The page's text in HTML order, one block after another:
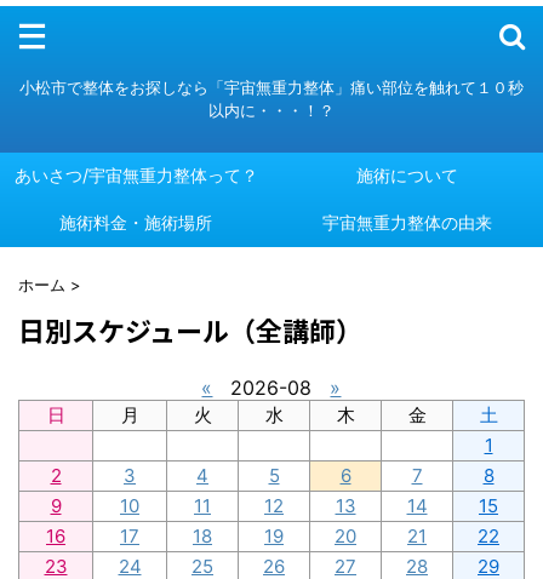
メニュー
あいさつ/宇宙無重力整体って？
施術料金・施術場所
宇宙無重力整体の由来
小松市で整体をお探しなら「宇宙無重力整体」痛い部位を触れて１０秒
以内に・・・！？
あいさつ/宇宙無重力整体って？ 施術について
施術料金・施術場所 宇宙無重力整体の由来
ホーム >
日別スケジュール（全講師）
« 2026-08 »
日 月 火 水 木 金
土
1
2
3 4 5 6 7
8
9
10 11 12 13 14
15
16
17 18 19 20 21
22
23
24 25 26 27 28
29